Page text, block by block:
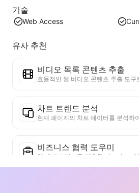
기술
Web Access
유사 추천
비디오 목록 콘텐츠 추출
차트 트렌드 분석
비즈니스 협력 도우미